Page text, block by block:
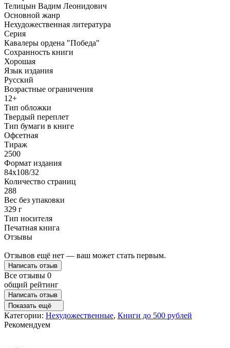
Телицын Вадим Леонидович
Основной жанр
Нехудожественная литература
Серия
Кавалеры ордена "Победа"
Сохранность книги
Хорошая
Язык издания
Русский
Возрастные ограничения
12+
Тип обложки
Твердый переплет
Тип бумаги в книге
Офсетная
Тираж
2500
Формат издания
84x108/32
Количество страниц
288
Вес без упаковки
329 г
Тип носителя
Печатная книга
Отзывы
Отзывов ещё нет — ваш может стать первым.
Написать отзыв
Все отзывы 0
общий рейтинг
Написать отзыв
Показать ещё
Категории: Нехудожественные, Книги до 500 рублей
Рекомендуем